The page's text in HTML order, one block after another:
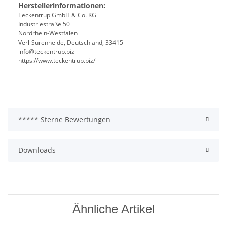
Herstellerinformationen:
Teckentrup GmbH & Co. KG
Industriestraße 50
Nordrhein-Westfalen
Verl-Sürenheide, Deutschland, 33415
info@teckentrup.biz
https://www.teckentrup.biz/
***** Sterne Bewertungen
Downloads
Ähnliche Artikel